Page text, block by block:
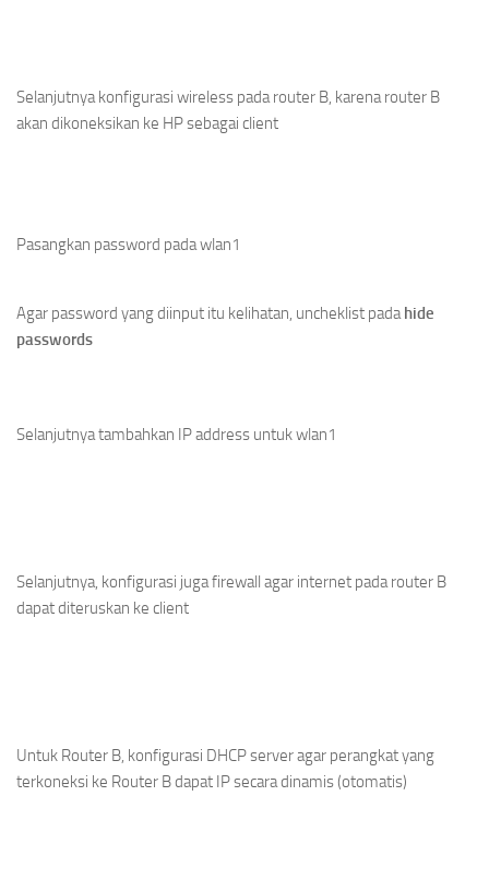
Selanjutnya konfigurasi wireless pada router B, karena router B
akan dikoneksikan ke HP sebagai client
Pasangkan password pada wlan1
Agar password yang diinput itu kelihatan, uncheklist padahide
passwords
Selanjutnya tambahkan IP address untuk wlan1
Selanjutnya, konfigurasi juga firewall agar internet pada router B
dapat diteruskan ke client
Untuk Router B, konfigurasi DHCP server agar perangkat yang
terkoneksi ke Router B dapat IP secara dinamis (otomatis)